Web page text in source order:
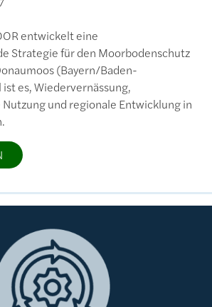
entwickelt eine
Strategie für den Moorbodenschutz
(Bayern/Baden-
es, Wiedervernässung,
und regionale Entwicklung in